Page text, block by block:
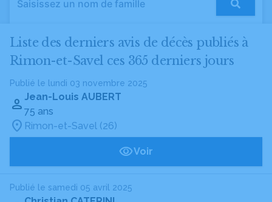
Liste des derniers avis de décès publiés à
Rimon-et-Savel ces 365 derniers jours
Publié le lundi 03 novembre 2025
Jean-Louis AUBERT
75 ans
Rimon-et-Savel (26)
Voir
Publié le samedi 05 avril 2025